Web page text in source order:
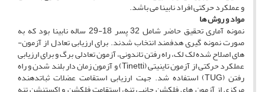
و عملکرد حرکتی افراد نابینا م­ی باشد.
مواد و روشها
نمونه آماری تحقیق حاضر شامل 32 پسر 18-29 ساله نابینا بود که به
صورت نمونه ­گیری هدفمند انتخاب شدند. برای ارزیابی تعادل از آزمون­
های اصلاح ­شده لک ­لک، راه رفتن تاندونی، آزمون تعادلی برگ و برای ارزیابی
عملکرد حرکتی از آزمون تاینیتی (Tinetti) و آزمون زمان دار بلند شدن و راه
رفتن (TUG) استفاده شد. جهت ارزیابی استقامت عضلات ثبات­دهنده